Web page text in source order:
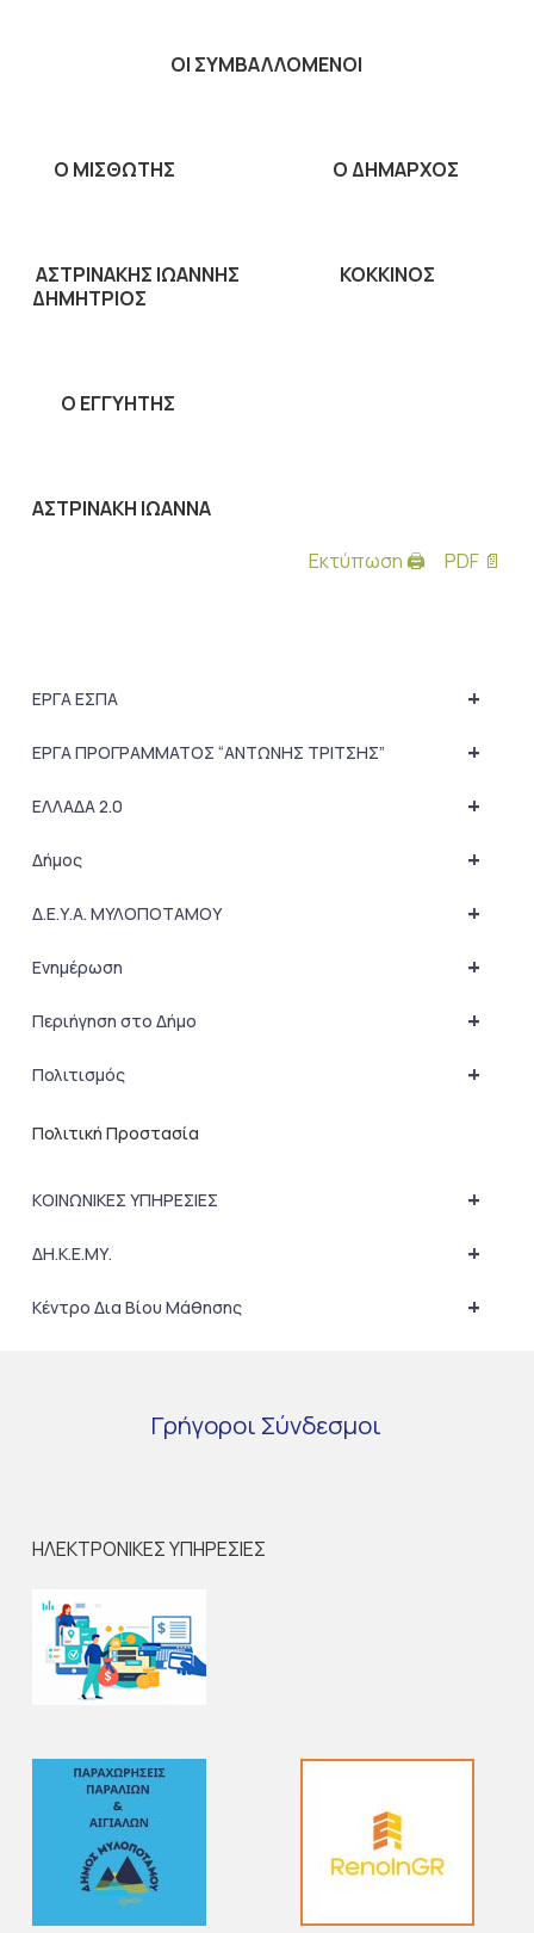
ΟΙ ΣΥΜΒΑΛΛΟΜΕΝΟΙ
Ο ΜΙΣΘΩΤΗΣ Ο ΔΗΜΑΡΧΟΣ
ΑΣΤΡΙΝΑΚΗΣ ΙΩΑΝΝΗΣ ΚΟΚΚΙΝΟΣ
ΔΗΜΗΤΡΙΟΣ
Ο ΕΓΓΥΗΤΗΣ
ΑΣΤΡΙΝΑΚΗ ΙΩΑΝΝΑ
Εκτύπωση 🖨
PDF 📄
+
ΕΡΓΑ ΕΣΠΑ
+
ΕΡΓΑ ΠΡΟΓΡΑΜΜΑΤΟΣ “ΑΝΤΩΝΗΣ ΤΡΙΤΣΗΣ”
+
ΕΛΛΑΔΑ 2.0
+
Δήμος
+
Δ.Ε.Υ.Α. ΜΥΛΟΠΟΤΑΜΟΥ
+
Ενημέρωση
+
Περιήγηση στο Δήμο
+
Πολιτισμός
Πολιτική Προστασία
+
ΚΟΙΝΩΝΙΚΕΣ ΥΠΗΡΕΣΙΕΣ
+
ΔΗ.Κ.Ε.ΜΥ.
+
Κέντρο Δια Βίου Μάθησης
Γρήγοροι Σύνδεσμοι
ΗΛΕΚΤΡΟΝΙΚΕΣ ΥΠΗΡΕΣΙΕΣ